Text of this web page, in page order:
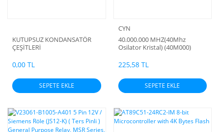
KUTUPSUZ KONDANSATÖR
ÇEŞİTLERİ
0,00 TL
SEPETE EKLE
CYN
40.000.000 MHZ(40Mhz
Osilator Kristal) (40M000)
225,58 TL
SEPETE EKLE